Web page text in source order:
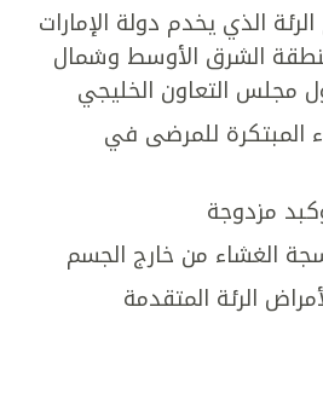
الرئة الذي يخدم دولة الإمارات
الشرق الأوسط وشمال
مجلس التعاون الخليجي
المبتكرة للمرضى في
مزدوجة
الغشاء من خارج الجسم
الرئة المتقدمة